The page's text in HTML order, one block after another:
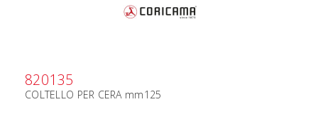
820135
COLTELLO PER CERA mm125